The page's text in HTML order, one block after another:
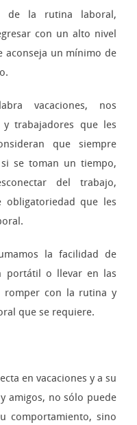
de la rutina laboral,
con un alto nivel
aconseja un mínimo de
vacaciones, nos
y trabajadores que les
que siempre
se toman un tiempo,
del trabajo,
que les
la facilidad de
portátil o llevar en las
romper con la rutina y
que se requiere.
en vacaciones y a su
amigos, no sólo puede
comportamiento, sino